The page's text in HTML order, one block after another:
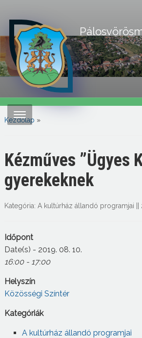
Kezdőlap »
Kézműves ”Ügyes
gyerekeknek
Kategória: A kultúrház állandó programjai
Időpont
Date(s) - 2019. 08. 10.
16:00 - 17:00
Helyszín
Közösségi Színtér
Kategóriák
A kultúrház állandó programjai